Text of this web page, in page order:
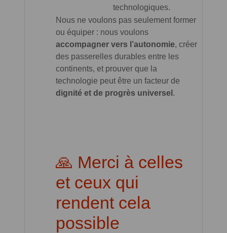
technologiques.
Nous ne voulons pas seulement former
ou équiper : nous voulons
accompagner vers l’autonomie, créer
des passerelles durables entre les
continents, et prouver que la
technologie peut être un facteur de
dignité et de progrès universel .
🙏 Merci à celles
et ceux qui
rendent cela
possible